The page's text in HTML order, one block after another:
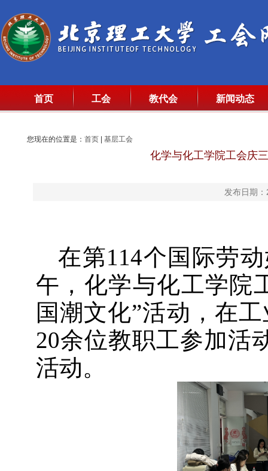
首页 工会 教代会 新闻动态
您现在的位置是： 首页 基层工会
化学与化工学院工会庆
发布日期
在第114个国际劳
午，化学与化工学院
国潮文化”活动，在
20余位教职工参加活
活动。